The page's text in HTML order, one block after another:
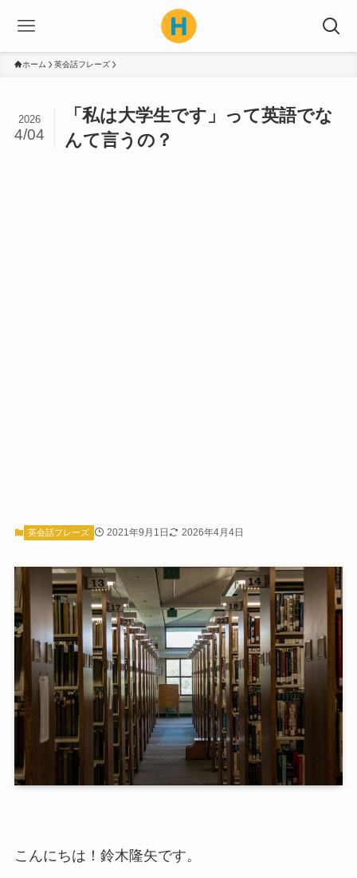
ホーム 英会話フレーズ
「私は大学生です」って英語でな
んて言うの？
2026
4/04
英会話フレーズ 2021年9月1日 2026年4月4日
こんにちは！鈴木隆矢です。